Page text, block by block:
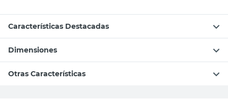
Características Destacadas
Dimensiones
Otras Características